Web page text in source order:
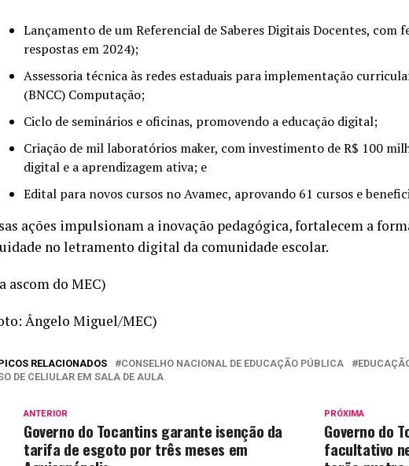
Lançamento de um Referencial de Saberes Digitais Docentes,
respostas em 2024);
Assessoria técnica às redes estaduais para implementação
(BNCC) Computação;
Ciclo de seminários e oficinas, promovendo a educação digital;
Criação de mil laboratórios maker, com investimento de R$ 100
digital e a aprendizagem ativa; e
Edital para novos cursos no Avamec, aprovando 61 cursos e
ações impulsionam a inovação pedagógica, fortalecem a
no letramento digital da comunidade escolar.
ascom do MEC)
Ângelo Miguel/MEC)
RELACIONADOS CONSELHO NACIONAL DE EDUCAÇÃO PÚBLICA
DE CELIULAR EM SALA DE AULA
PRÓXIMA
Governo do
facultativo
ANTERIOR
Governo do Tocantins garante isenção da
tarifa de esgoto por três meses em